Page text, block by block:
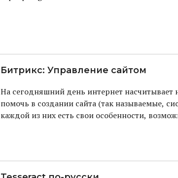
Битрикс: Управление сайтом
На сегодняшний день интернет
помочь в создании сайта (так называемые,
каждой из них есть свои особенности,